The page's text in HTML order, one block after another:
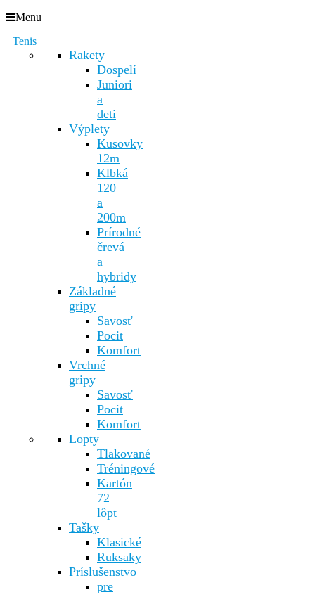
Menu
Tenis
Rakety
Dospelí
Juniori
a
deti
Výplety
Kusovky
12m
Klbká
120
a
200m
Prírodné
črevá
a
hybridy
Základné
gripy
Savosť
Pocit
Komfort
Vrchné
gripy
Savosť
Pocit
Komfort
Lopty
Tlakované
Tréningové
Kartón
72
lôpt
Tašky
Klasické
Ruksaky
Príslušenstvo
pre